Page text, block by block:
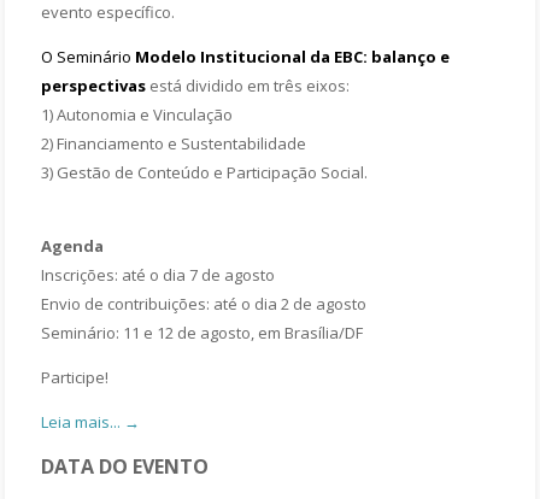
evento específico.
O Seminário Modelo Institucional da EBC: balanço e
perspectivas está dividido em três eixos:
1) Autonomia e Vinculação
2) Financiamento e Sustentabilidade
3) Gestão de Conteúdo e Participação Social.
Agenda
Inscrições: até o dia 7 de agosto
Envio de contribuições: até o dia 2 de agosto
Seminário: 11 e 12 de agosto, em Brasília/DF
Participe!
Leia mais... →
DATA DO EVENTO